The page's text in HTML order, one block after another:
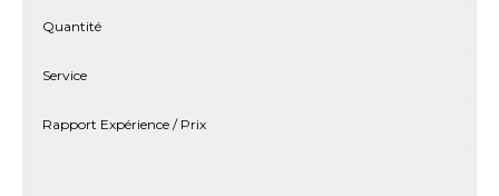
Quantité
Service
Rapport Expérience / Prix